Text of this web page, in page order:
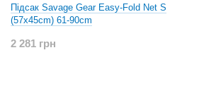
Підсак Savage Gear Easy-Fold Net S
(57x45cm) 61-90cm
2 281 грн